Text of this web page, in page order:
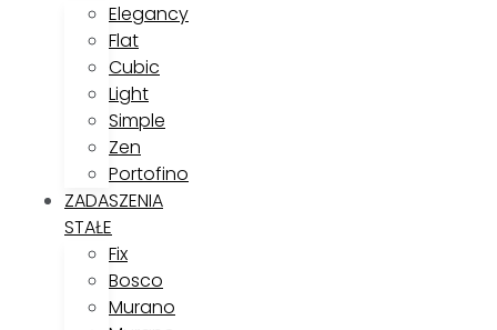
Elegancy
Flat
Cubic
Light
Simple
Zen
Portofino
ZADASZENIA
STAŁE
Fix
Bosco
Murano